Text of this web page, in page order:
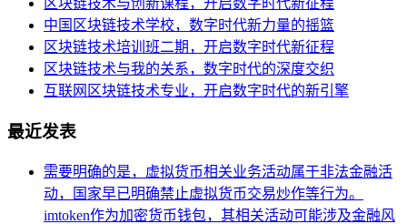
区块链技术与创新课程，开启数字时代新征程
中国区块链技术学校，数字时代新力量的摇篮
区块链技术培训班二期，开启数字时代新征程
区块链技术与我的关系，数字时代的深度交织
互联网区块链技术专业，开启数字时代的新引擎
最近发表
需要明确的是，虚拟货币相关业务活动属于非法金融活
动，国家早已明确禁止虚拟货币交易炒作等行为。
imtoken作为加密货币钱包，其相关活动可能涉及金融风